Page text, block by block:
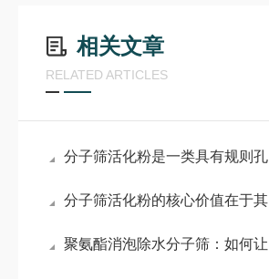
相关文章
RELATED ARTICLES
分子筛活化粉是一类具有规则孔道结构的硅铝酸盐晶体
分子筛活化粉的核心价值在于其活化处理工艺
聚氨酯消泡除水分子筛：如何让泡沫“消失”于无形